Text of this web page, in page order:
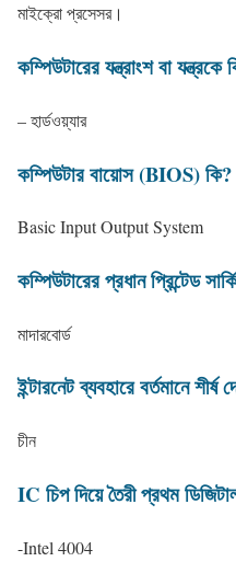
মাইক্রো প্রসেসর।
কম্পিউটারের যন্ত্রাংশ বা যন্ত্রকে
– হার্ডওয়্যার
কম্পিউটার বায়োস (BIOS) কি?
Basic Input Output System
কম্পিউটারের প্রধান প্রিন্টেড
মাদারবোর্ড
ইন্টারনেট ব্যবহারে বর্তমানে শীর্ষ
চীন
IC চিপ দিয়ে তৈরী প্রথম
-Intel 4004